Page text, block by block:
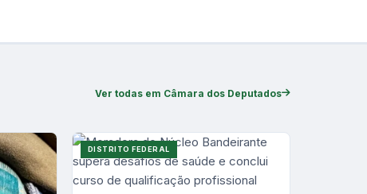
Ver todas em Câmara dos Deputados
DISTRITO FEDERAL